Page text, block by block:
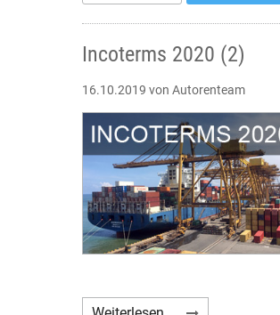
Incoterms 2020 (2)
16.10.2019 von Autorenteam